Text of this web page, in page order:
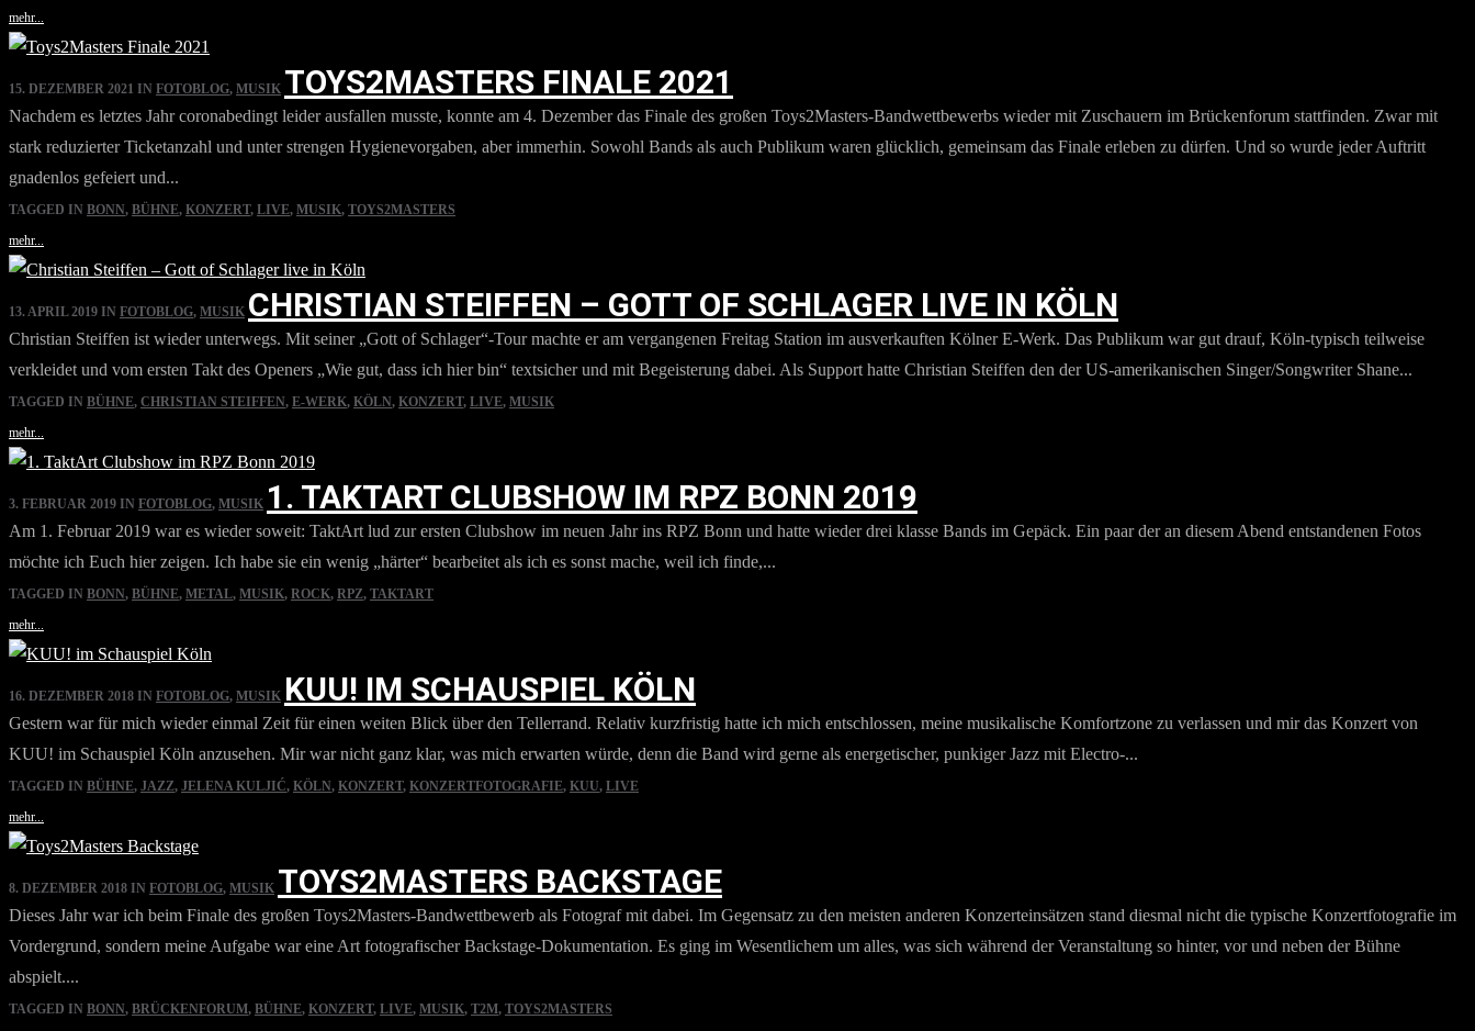
mehr...
15. DEZEMBER 2021 IN FOTOBLOG, MUSIK TOYS2MASTERS FINALE 2021
Nachdem es letztes Jahr coronabedingt leider ausfallen musste, konnte am 4. Dezember das Finale des großen Toys2Masters-Bandwettbewerbs wieder mit Zuschauern im Brückenforum stattfinden. Zwar mit
stark reduzierter Ticketanzahl und unter strengen Hygienevorgaben, aber immerhin. Sowohl Bands als auch Publikum waren glücklich, gemeinsam das Finale erleben zu dürfen. Und so wurde jeder Auftritt
gnadenlos gefeiert und...
TAGGED IN BONN, BÜHNE, KONZERT, LIVE, MUSIK, TOYS2MASTERS
mehr...
13. APRIL 2019 IN FOTOBLOG, MUSIK CHRISTIAN STEIFFEN – GOTT OF SCHLAGER LIVE IN KÖLN
Christian Steiffen ist wieder unterwegs. Mit seiner „Gott of Schlager“-Tour machte er am vergangenen Freitag Station im ausverkauften Kölner E-Werk. Das Publikum war gut drauf, Köln-typisch teilweise
verkleidet und vom ersten Takt des Openers „Wie gut, dass ich hier bin“ textsicher und mit Begeisterung dabei. Als Support hatte Christian Steiffen den der US-amerikanischen Singer/Songwriter Shane...
TAGGED IN BÜHNE, CHRISTIAN STEIFFEN, E-WERK, KÖLN, KONZERT, LIVE, MUSIK
mehr...
3. FEBRUAR 2019 IN FOTOBLOG, MUSIK 1. TAKTART CLUBSHOW IM RPZ BONN 2019
Am 1. Februar 2019 war es wieder soweit: TaktArt lud zur ersten Clubshow im neuen Jahr ins RPZ Bonn und hatte wieder drei klasse Bands im Gepäck. Ein paar der an diesem Abend entstandenen Fotos
möchte ich Euch hier zeigen. Ich habe sie ein wenig „härter“ bearbeitet als ich es sonst mache, weil ich finde,...
TAGGED IN BONN, BÜHNE, METAL, MUSIK, ROCK, RPZ, TAKTART
mehr...
16. DEZEMBER 2018 IN FOTOBLOG, MUSIK KUU! IM SCHAUSPIEL KÖLN
Gestern war für mich wieder einmal Zeit für einen weiten Blick über den Tellerrand. Relativ kurzfristig hatte ich mich entschlossen, meine musikalische Komfortzone zu verlassen und mir das Konzert von
KUU! im Schauspiel Köln anzusehen. Mir war nicht ganz klar, was mich erwarten würde, denn die Band wird gerne als energetischer, punkiger Jazz mit Electro-...
TAGGED IN BÜHNE, JAZZ, JELENA KULJIĆ, KÖLN, KONZERT, KONZERTFOTOGRAFIE, KUU, LIVE
mehr...
8. DEZEMBER 2018 IN FOTOBLOG, MUSIK TOYS2MASTERS BACKSTAGE
Dieses Jahr war ich beim Finale des großen Toys2Masters-Bandwettbewerb als Fotograf mit dabei. Im Gegensatz zu den meisten anderen Konzerteinsätzen stand diesmal nicht die typische Konzertfotografie im
Vordergrund, sondern meine Aufgabe war eine Art fotografischer Backstage-Dokumentation. Es ging im Wesentlichem um alles, was sich während der Veranstaltung so hinter, vor und neben der Bühne
abspielt....
TAGGED IN BONN, BRÜCKENFORUM, BÜHNE, KONZERT, LIVE, MUSIK, T2M, TOYS2MASTERS